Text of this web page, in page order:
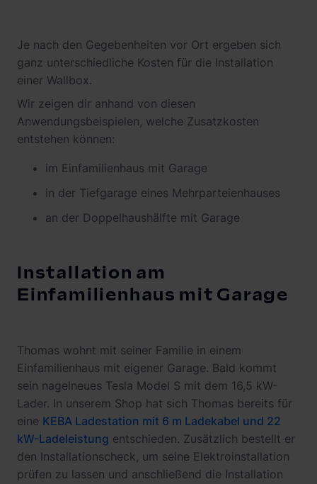
Je nach den Gegebenheiten vor Ort ergeben sich
ganz unterschiedliche Kosten für die Installation
einer Wallbox.
Wir zeigen dir anhand von diesen
Anwendungsbeispielen, welche Zusatzkosten
entstehen können:
im Einfamilienhaus mit Garage
in der Tiefgarage eines Mehrparteienhauses
an der Doppelhaushälfte mit Garage
Installation am
Einfamilienhaus mit Garage
Thomas wohnt mit seiner Familie in einem
Einfamilienhaus mit eigener Garage. Bald kommt
sein nagelneues Tesla Model S mit dem 16,5 kW-
Lader. In unserem Shop hat sich Thomas bereits für
eine KEBA Ladestation mit 6 m Ladekabel und 22
kW-Ladeleistung entschieden. Zusätzlich bestellt er
den Installationscheck, um seine Elektroinstallation
prüfen zu lassen und anschließend die Installation